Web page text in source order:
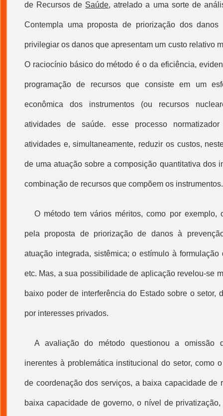
de Recursos de Saúde, atrelado a uma sorte de
Contempla uma proposta de priorização dos
privilegiar os danos que apresentam um custo relativo
O raciocínio básico do método é o da eficiência,
programação de recursos que consiste em um
econômica dos instrumentos (ou recursos
atividades de saúde. esse processo
atividades e, simultaneamente, reduzir os custos,
de uma atuação sobre a composição quantitativa dos
combinação de recursos que compõem os instrumentos.
O método tem vários méritos, como por exemplo,
pela proposta de priorização de danos à
atuação integrada, sistêmica; o estímulo à formulação
etc. Mas, a sua possibilidade de aplicação revelou-se
baixo poder de interferência do Estado sobre o setor,
por interesses privados.
A avaliação do método questionou a omissão
inerentes à problemática institucional do setor, como
de coordenação dos serviços, a baixa capacidade de
baixa capacidade de governo, o nível de